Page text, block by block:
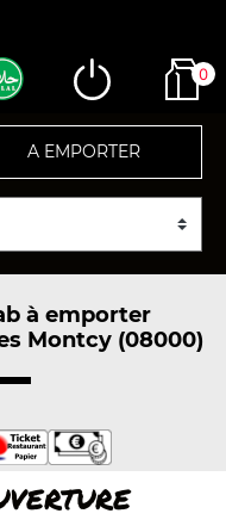
0
A EMPORTER
à emporter
Montcy (08000)